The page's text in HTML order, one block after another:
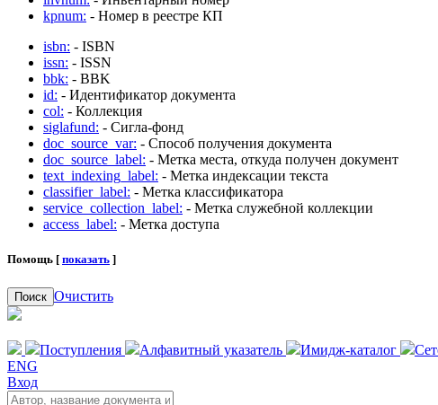
kpnum: - Номер в реестре КП
isbn: - ISBN
issn: - ISSN
bbk: - BBK
id: - Идентификатор документа
col: - Коллекция
siglafund: - Сигла-фонд
doc_source_var: - Способ получения документа
doc_source_label: - Метка места, откуда получен документ
text_indexing_label: - Метка индексации текста
classifier_label: - Метка классификатора
service_collection_label: - Метка служебной коллекции
access_label: - Метка доступа
Помощь [ показать ]
Поиск Очистить
Поступления Алфавитный указатель Имидж-каталог
ENG
Вход